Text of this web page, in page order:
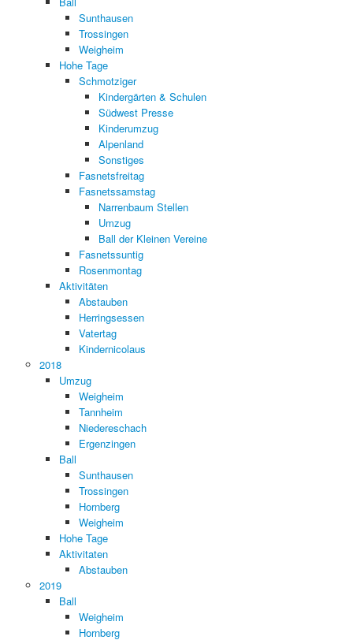
Sunthausen
Trossingen
Weigheim
Hohe Tage
Schmotziger
Kindergärten & Schulen
Südwest Presse
Kinderumzug
Alpenland
Sonstiges
Fasnetsfreitag
Fasnetssamstag
Narrenbaum Stellen
Umzug
Ball der Kleinen Vereine
Fasnetssuntig
Rosenmontag
Aktivitäten
Abstauben
Herringsessen
Vatertag
Kindernicolaus
2018
Umzug
Weigheim
Tannheim
Niedereschach
Ergenzingen
Ball
Sunthausen
Trossingen
Hornberg
Weigheim
Hohe Tage
Aktivitaten
Abstauben
2019
Ball
Weigheim
Hornberg